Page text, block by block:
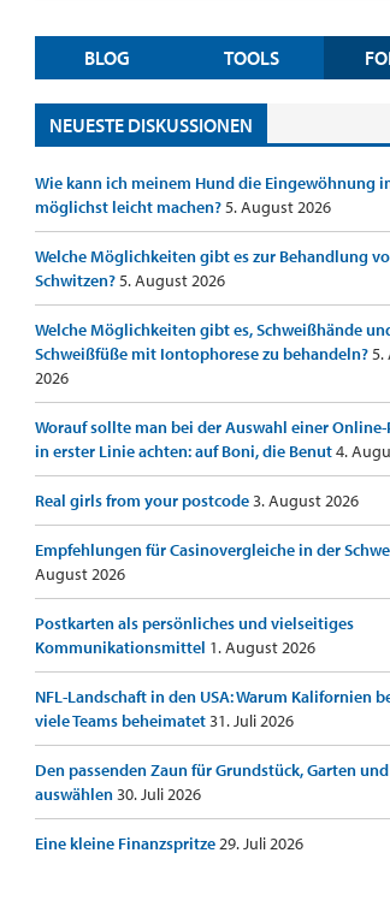
BLOG TOOLS
NEUESTE DISKUSSIONEN
Wie kann ich meinem Hund die Eingewöhnung
möglichst leicht machen?5. August 2026
Welche Möglichkeiten gibt es zur Behandlung
Schwitzen?5. August 2026
Welche Möglichkeiten gibt es, Schweißhände
Schweißfüße mit Iontophorese zu behandeln?5.
2026
Worauf sollte man bei der Auswahl einer
in erster Linie achten: auf Boni, die Benut4.
Real girls from your postcode3. August 2026
Empfehlungen für Casinovergleiche in der
August 2026
Postkarten als persönliches und vielseitiges
Kommunikationsmittel 1. August 2026
NFL-Landschaft in den USA: Warum Kalifornien
viele Teams beheimatet31. Juli 2026
Den passenden Zaun für Grundstück, Garten
auswählen30. Juli 2026
Eine kleine Finanzspritze29. Juli 2026